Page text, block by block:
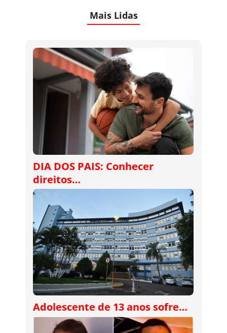
Mais Lidas
DIA DOS PAIS: Conhecer
direitos…
Adolescente de 13 anos sofre…